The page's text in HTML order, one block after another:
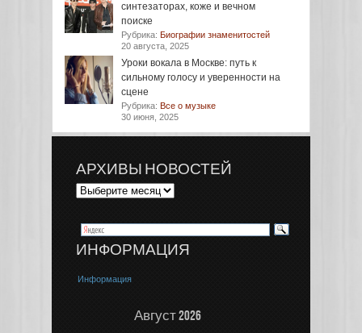
синтезаторах, коже и вечном
поиске
Рубрика: Биографии знаменитостей
20 августа, 2025
Уроки вокала в Москве: путь к
сильному голосу и уверенности на
сцене
Рубрика: Все о музыке
30 июня, 2025
АРХИВЫ НОВОСТЕЙ
ИНФОРМАЦИЯ
Информация
Август 2026